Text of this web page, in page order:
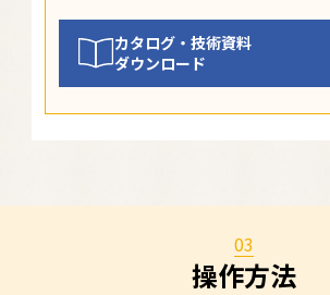
カタログ・技術資料
ダウンロード
03
操作方法